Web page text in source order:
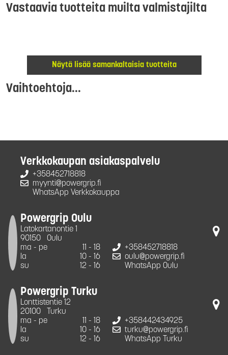
Vastaavia tuotteita muilta valmistajilta
Näytä lisää samankaltaisia tuotteita
Vaihtoehtoja...
Verkkokaupan asiakaspalvelu
+358452718818
myynti@powergrip.fi
WhatsApp Verkkokauppa
Powergrip Oulu
Latokartanontie 1
90150
Oulu
ma - pe
11 - 18
la
10 - 16
su
12 - 16
+358452718818
oulu@powergrip.fi
WhatsApp Oulu
Powergrip Turku
Lonttistentie 12
20100
Turku
ma - pe
11 - 18
la
10 - 16
su
12 - 16
+358442434925
turku@powergrip.fi
WhatsApp Turku